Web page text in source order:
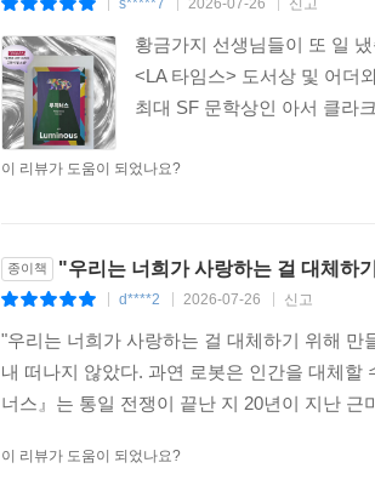
s*****7 2026-07-26 신고
황금가지 선생님들이 또 일
<LA 타임스> 도서상 및 어더
최대 SF 문학상인 아서 클라
이 리뷰가 도움이 되었나요?
종이책 "우리는 너희가 사랑하는 걸 대체하
d****2 2026-07-26 신고
"우리는 너희가 사랑하는 걸 대체하기 위해
내 떠나지 않았다. 과연 로봇은 인간을 대체
너스』는 통일 전쟁이 끝난 지 20년이 지난
이 리뷰가 도움이 되었나요?